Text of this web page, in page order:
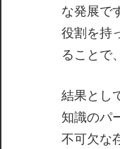
な発展で
役割を持
ることで
結果とし
知識のパ
不可欠な